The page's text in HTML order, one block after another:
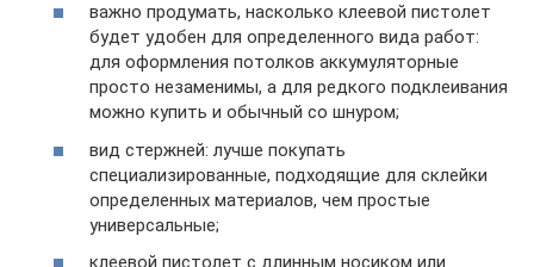
важно продумать, насколько клеевой пистолет
будет удобен для определенного вида работ:
для оформления потолков аккумуляторные
просто незаменимы, а для редкого подклеивания
можно купить и обычный со шнуром;
вид стержней: лучше покупать
специализированные, подходящие для склейки
определенных материалов, чем простые
универсальные;
клеевой пистолет с длинным носиком или